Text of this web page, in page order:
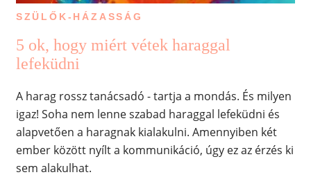
SZÜLŐK-HÁZASSÁG
5 ok, hogy miért vétek haraggal
lefeküdni
A harag rossz tanácsadó - tartja a mondás. És milyen
igaz! Soha nem lenne szabad haraggal lefeküdni és
alapvetően a haragnak kialakulni. Amennyiben két
ember között nyílt a kommunikáció, úgy ez az érzés ki
sem alakulhat.